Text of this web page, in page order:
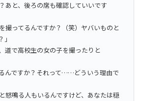
あと、後ろの席も確認していいです
撮ってるんですか？（笑）ヤバいものと
道で高校生の女の子を撮ったりと
るんですか？それって……どういう理由で
怒鳴る人もいるんですけど、あなたは穏